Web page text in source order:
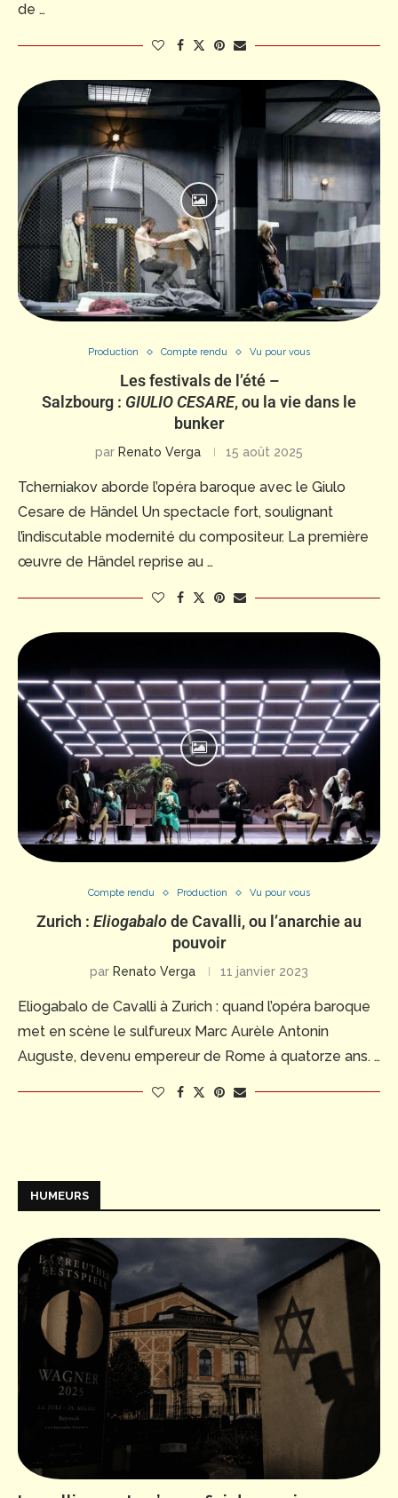
de …
Production Compte rendu Vu pour vous
Les festivals de l’été –
Salzbourg : GIULIO CESARE, ou la vie dans le
bunker
par Renato Verga 15 août 2025
Tcherniakov aborde l’opéra baroque avec le Giulo
Cesare de Händel Un spectacle fort, soulignant
l’indiscutable modernité du compositeur. La première
œuvre de Händel reprise au …
Compte rendu Production Vu pour vous
Zurich : Eliogabalode Cavalli, ou l’anarchie au
pouvoir
par Renato Verga 11 janvier 2023
Eliogabalo de Cavalli à Zurich : quand l’opéra baroque
met en scène le sulfureux Marc Aurèle Antonin
Auguste, devenu empereur de Rome à quatorze ans. …
HUMEURS